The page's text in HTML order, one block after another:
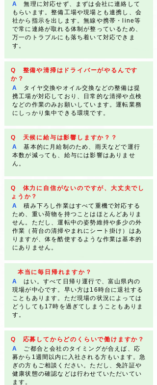
A無理に対応せず、まずは会社に連絡して
もらいます。整備工場や現場とも連携し、会
社から指示を出します。無線や携帯・line等
で常に連絡が取れる体制が整っているため、
万一のトラブルにも落ち着いて対応できま
す。
Q 整備や清掃はドライバーがやるんです
か？
A タイヤ交換やオイル交換などの整備は提
携工場が対応しており、日常的な清掃や点検
などの作業のみお願いしています。運転業務
にしっかり集中できる環境です。
Q 天候に給与は影響しますか？？
A基本的に月給制のため、雨天などで運行
本数が減っても、給与には影響はありませ
ん。
Q 体力に自信がないのですが、大丈夫でし
ょうか？
A積み下ろし作業はすべて重機で対応する
ため、重い荷物を持つことはほとんどありま
せん。ただし、運転中の姿勢維持や多少の外
作業（荷台の清掃やまれにシート掛け）はあ
りますが、体を酷使するような作業は基本的
にありません。
本当に毎日帰れますか？
Aはい。すべて日帰り運行で、富山県内の
現場が中心です。早い方は16時台に退社する
こともあります。ただ現場の状況によっては
どうしても17時を過ぎてしまうこともありま
す。
Q 応募してからどのくらいで働けますか？
A ご都合と会社のタイミングが合えば、応
募から1週間以内に入社される方もいます。急
ぎの方もご相談ください。ただし、免許証や
健康状態の確認などは行わせていただいてい
ます。